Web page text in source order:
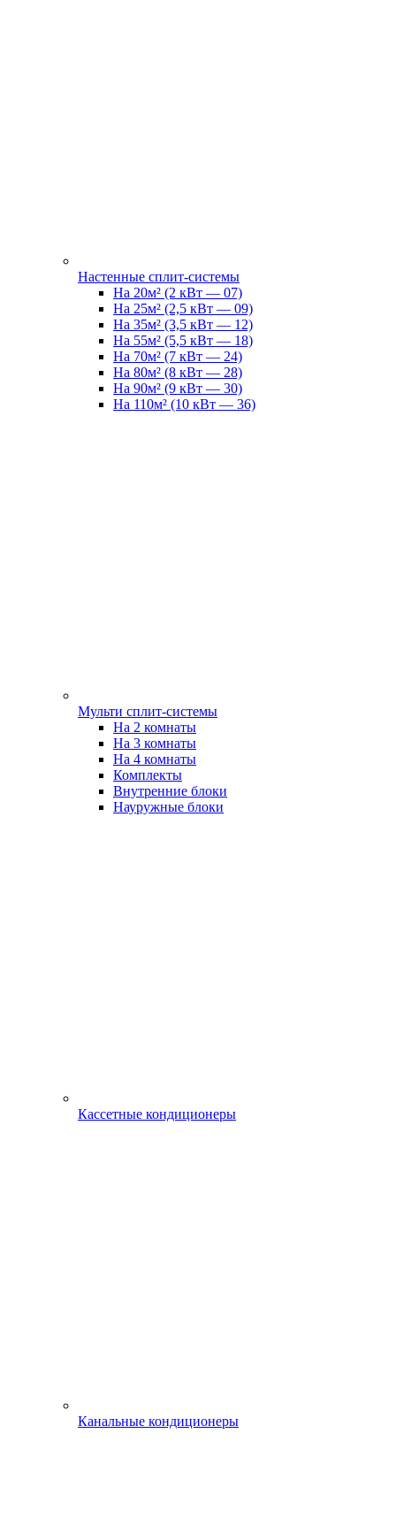
Настенные сплит-системы
На 20м² (2 кВт — 07)
На 25м² (2,5 кВт — 09)
На 35м² (3,5 кВт — 12)
На 55м² (5,5 кВт — 18)
На 70м² (7 кВт — 24)
На 80м² (8 кВт — 28)
На 90м² (9 кВт — 30)
На 110м² (10 кВт — 36)
Мульти сплит-системы
На 2 комнаты
На 3 комнаты
На 4 комнаты
Комплекты
Внутренние блоки
Науружные блоки
Кассетные кондиционеры
Канальные кондиционеры